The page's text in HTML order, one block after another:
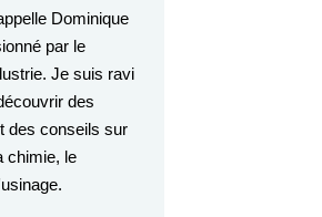
Dominique
par le
Je suis ravi
des
des conseils sur
chimie, le